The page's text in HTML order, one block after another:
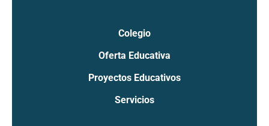
Colegio
Oferta Educativa
Proyectos Educativos
Servicios